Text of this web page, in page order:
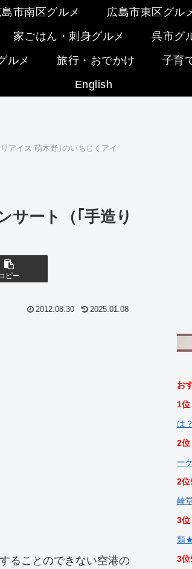
島市南区グルメ 広島市東区グル
家ごはん・刺身グルメ 呉市グ
ルメ 旅行・おでかけ 子育
English
アイス 萌木野｣のいちじくアイ
サート（｢手造り
コピー
2012.08.30 2025.01.08
ることのできない空港の
お
1位
は？
2位
ー
2位
崎
3位
類
3位